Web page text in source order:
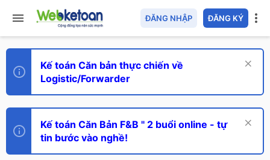
ĐĂNG NHẬP ĐĂNG KÝ
Kế toán Căn bản thực chiến về
Logistic/Forwarder
Kế toán Căn Bản F&B " 2 buổi online - tự
tin bước vào nghề!